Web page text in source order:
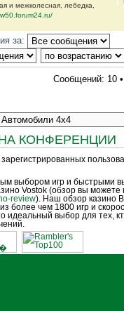
и межколесная, лебедка,
за:
Сообщений: 10
КОНФЕРЕНЦИИ
выбором игр и быстрыми
Vostok (обзор вы можете
review). Наш обзор казино
более чем 1800 игр и
идеальный выбор для тех,